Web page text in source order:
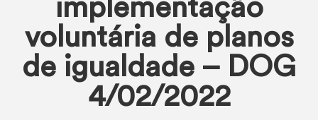
implementação
voluntária de planos
de igualdade – DOG
4/02/2022